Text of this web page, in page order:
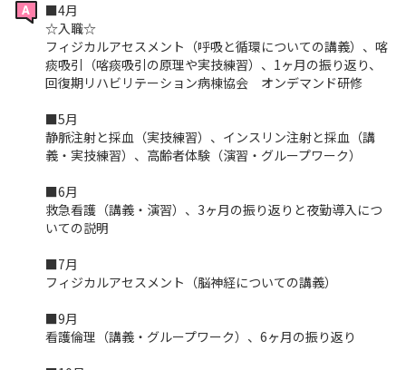
■4月
☆入職☆
フィジカルアセスメント（呼吸と循環についての講義）、喀
痰吸引（喀痰吸引の原理や実技練習）、1ヶ月の振り返り、
回復期リハビリテーション病棟協会 オンデマンド研修
■5月
静脈注射と採血（実技練習）、インスリン注射と採血（講
義・実技練習）、高齢者体験（演習・グループワーク）
■6月
救急看護（講義・演習）、3ヶ月の振り返りと夜勤導入につ
いての説明
■7月
フィジカルアセスメント（脳神経についての講義）
■9月
看護倫理（講義・グループワーク）、6ヶ月の振り返り